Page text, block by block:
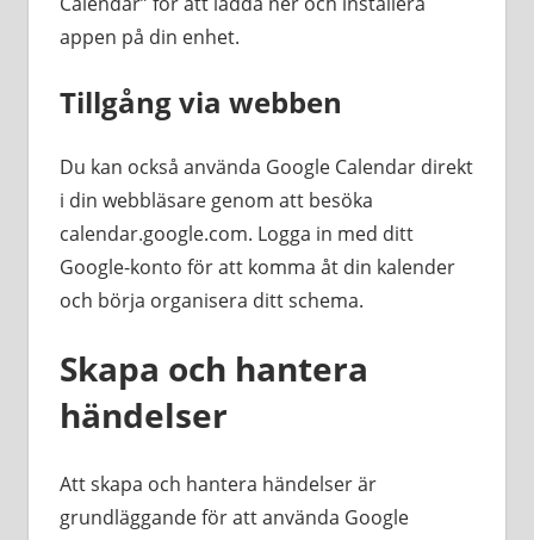
appen på din enhet.
Tillgång via webben
Du kan också använda Google Calendar direkt
i din webbläsare genom att besöka
calendar.google.com. Logga in med ditt
Google-konto för att komma åt din kalender
och börja organisera ditt schema.
Skapa och hantera
händelser
Att skapa och hantera händelser är
grundläggande för att använda Google